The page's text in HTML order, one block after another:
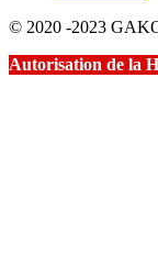
© 2020 -2023
Autorisation de la